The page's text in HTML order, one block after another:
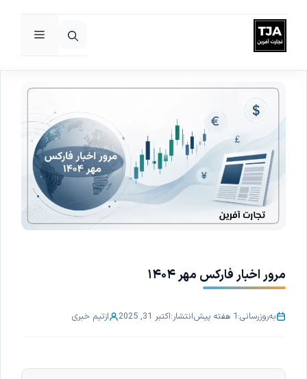
پرش
به
فهرست
مرور اخبار فارکس مهر ۱۴۰۴
به‌روزرسانی:1 هفته پیش انتشار:اکتبر 31, 2025 ازتیم خبری